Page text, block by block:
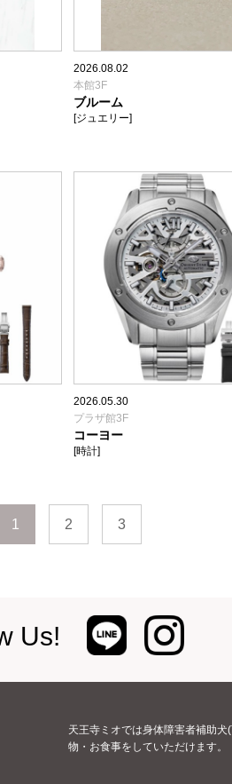
2026.08.02
本館3F
ブルーム
[ジュエリー]
2026.05.30
プラザ館3F
コーヨー
[時計]
1 2 3
Us!
天王寺ミオでは身体障害者補助
物・お食事をしていただけます。